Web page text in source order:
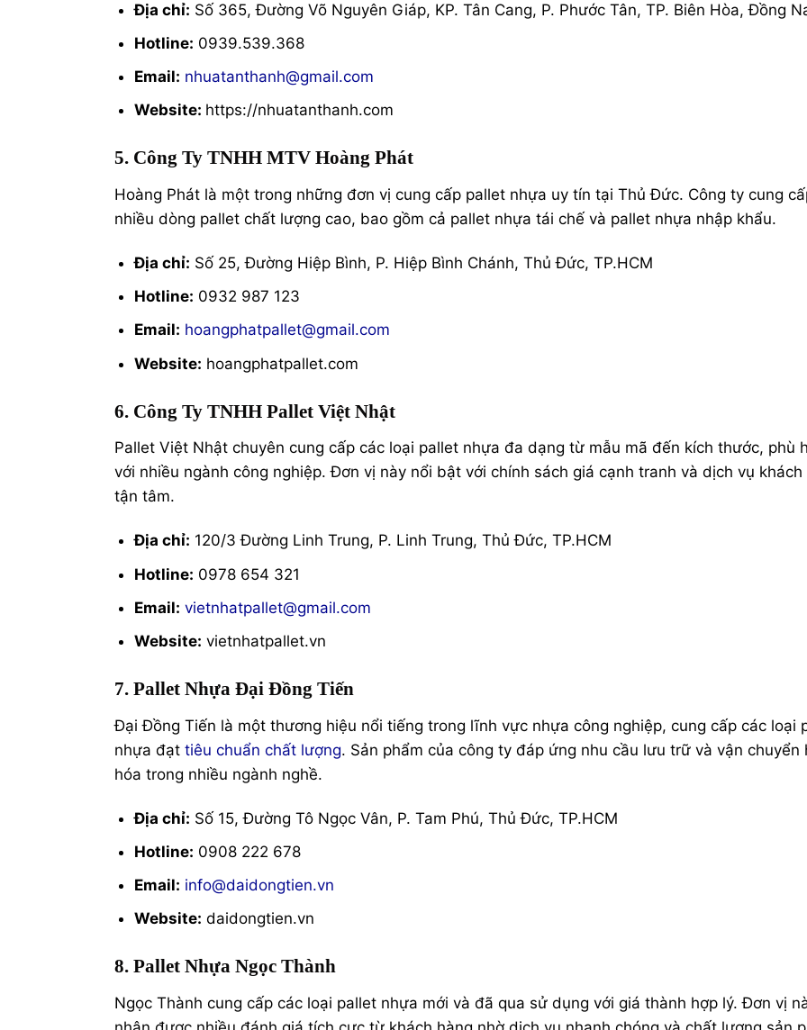
Địa chỉ: Số 365, Đường Võ Nguyên Giáp, KP. Tân Cang, P. Phước Tân, TP. Biên Hòa, Đồng
Hotline: 0939.539.368
Email: nhuatanthanh@gmail.com
Website: https://nhuatanthanh.com
5. Công Ty TNHH MTV Hoàng Phát
Hoàng Phát là một trong những đơn vị cung cấp pallet nhựa uy tín tại Thủ Đức. Công ty cung
nhiều dòng pallet chất lượng cao, bao gồm cả pallet nhựa tái chế và pallet nhựa nhập khẩu.
Địa chỉ: Số 25, Đường Hiệp Bình, P. Hiệp Bình Chánh, Thủ Đức, TP.HCM
Hotline: 0932 987 123
Email: hoangphatpallet@gmail.com
Website: hoangphatpallet.com
6. Công Ty TNHH Pallet Việt Nhật
Pallet Việt Nhật chuyên cung cấp các loại pallet nhựa đa dạng từ mẫu mã đến kích thước, phù
với nhiều ngành công nghiệp. Đơn vị này nổi bật với chính sách giá cạnh tranh và dịch vụ khách
tận tâm.
Địa chỉ: 120/3 Đường Linh Trung, P. Linh Trung, Thủ Đức, TP.HCM
Hotline: 0978 654 321
Email: vietnhatpallet@gmail.com
Website: vietnhatpallet.vn
7. Pallet Nhựa Đại Đồng Tiến
Đại Đồng Tiến là một thương hiệu nổi tiếng trong lĩnh vực nhựa công nghiệp, cung cấp các loại
nhựa đạt tiêu chuẩn chất lượng. Sản phẩm của công ty đáp ứng nhu cầu lưu trữ và vận chuyển
hóa trong nhiều ngành nghề.
Địa chỉ: Số 15, Đường Tô Ngọc Vân, P. Tam Phú, Thủ Đức, TP.HCM
Hotline: 0908 222 678
Email: info@daidongtien.vn
Website: daidongtien.vn
8. Pallet Nhựa Ngọc Thành
Ngọc Thành cung cấp các loại pallet nhựa mới và đã qua sử dụng với giá thành hợp lý. Đơn vị